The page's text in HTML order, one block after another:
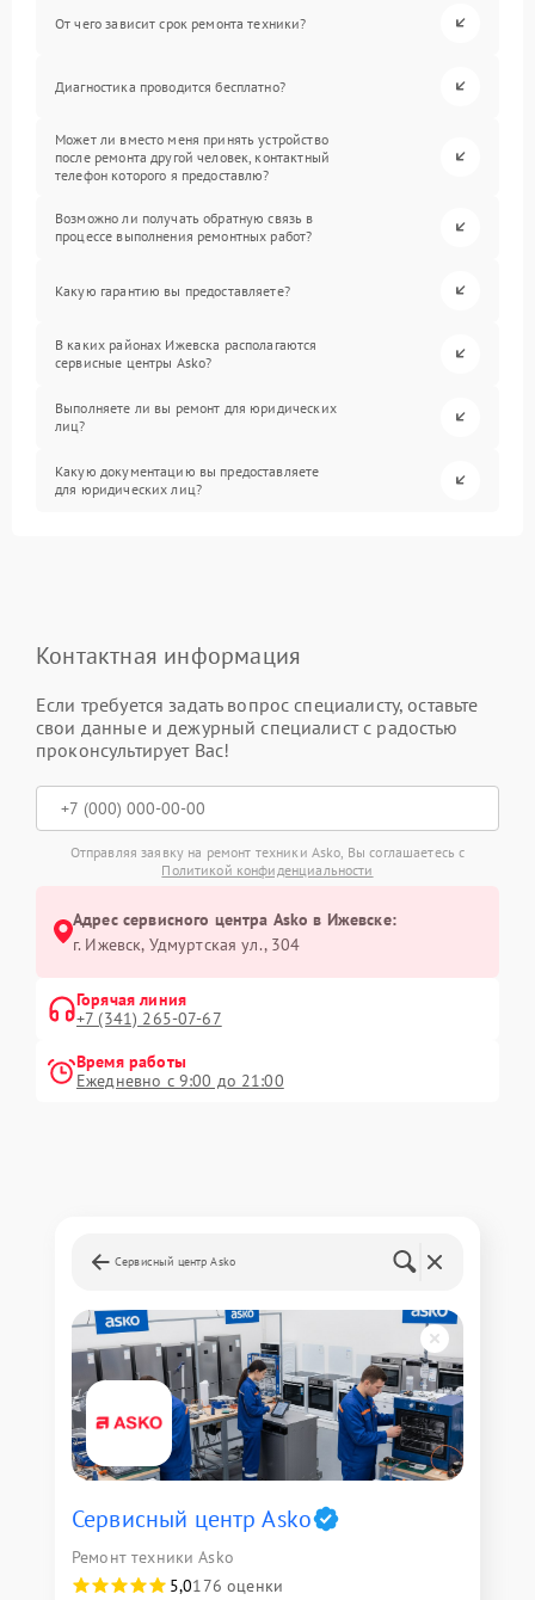
От чего зависит срок ремонта техники?
Диагностика проводится бесплатно?
Может ли вместо меня принять устройство
после ремонта другой человек, контактный
телефон которого я предоставлю?
Возможно ли получать обратную связь в
процессе выполнения ремонтных работ?
Какую гарантию вы предоставляете?
В каких районах Ижевска располагаются
сервисные центры Asko?
Выполняете ли вы ремонт для юридических
лиц?
Какую документацию вы предоставляете
для юридических лиц?
Контактная информация
Если требуется задать вопрос специалисту, оставьте
свои данные и дежурный специалист с радостью
проконсультирует Вас!
Отправляя заявку на ремонт техники Asko, Вы соглашаетесь с
Политикой конфиденциальности
Адрес сервисного центра Asko в Ижевске:
г. Ижевск, Удмуртская ул., 304
Горячая линия
+7 (341) 265-07-67
Время работы
Ежедневно с 9:00 до 21:00
Сервисный центр Asko
Сервисный центр Asko
Ремонт техники Asko
5,0176 оценки